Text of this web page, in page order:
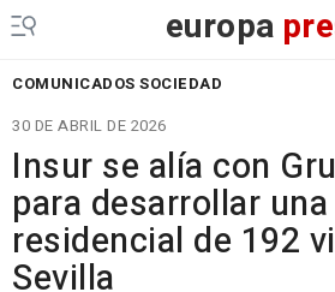
europa
COMUNICADOS SOCIEDAD
30 DE ABRIL DE 2026
Insur se alía con
para desarrollar
residencial de 192
Sevilla